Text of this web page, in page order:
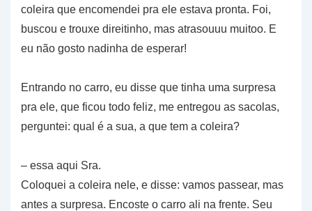
coleira que encomendei pra ele estava pronta. Foi,
buscou e trouxe direitinho, mas atrasouuu muitoo. E
eu não gosto nadinha de esperar!
Entrando no carro, eu disse que tinha uma surpresa
pra ele, que ficou todo feliz, me entregou as sacolas,
perguntei: qual é a sua, a que tem a coleira?
– essa aqui Sra.
Coloquei a coleira nele, e disse: vamos passear, mas
antes a surpresa. Encoste o carro ali na frente. Seu